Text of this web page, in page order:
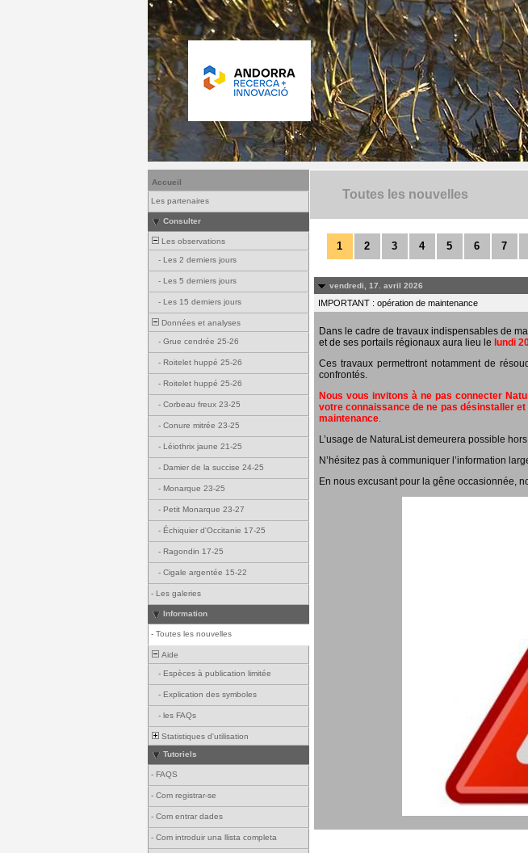
Accueil
Les partenaires
Consulter
Les observations
- Les 2 derniers jours
- Les 5 derniers jours
- Les 15 derniers jours
Données et analyses
- Grue cendrée 25-26
- Roitelet huppé 25-26
- Roitelet huppé 25-26
- Corbeau freux 23-25
- Conure mitrée 23-25
- Léiothrix jaune 21-25
- Damier de la succise 24-25
- Monarque 23-25
- Petit Monarque 23-27
- Échiquier d'Occitanie 17-25
- Ragondin 17-25
- Cigale argentée 15-22
- Les galeries
Information
- Toutes les nouvelles
Aide
- Espèces à publication limitée
- Explication des symboles
- les FAQs
Statistiques d'utilisation
Tutoriels
- FAQS
- Com registrar-se
- Com entrar dades
- Com introduir una llista completa
Toutes les nouvelles
1 2 3 4 5 6 7
vendredi, 17. avril 2026
IMPORTANT : opération de maintenance
Dans le cadre de travaux indispensables de
et de ses portails régionaux aura lieu le lundi
Ces travaux permettront notamment de
confrontés.
Nous vous invitons à ne pas connecter
votre connaissance de ne pas désinstaller
maintenance.
L’usage de NaturaList demeurera possible
N’hésitez pas à communiquer l’information
En nous excusant pour la gêne occasionnée,